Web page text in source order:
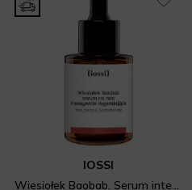
IOSSI
Wiesiołek Baobab. Serum intensywna nocna regeneracja